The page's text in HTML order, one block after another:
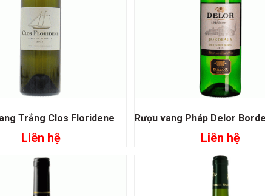
Đọc tiếp
Trắng Clos Floridene
Liên hệ
Đọc tiếp
Liên hệ